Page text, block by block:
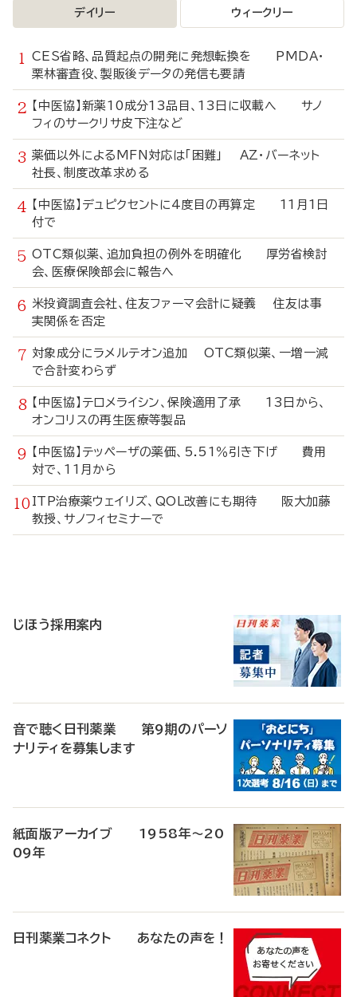
デイリー ウィークリー
CES省略、品質起点の開発に発想転換を PMDA・
栗林審査役、製販後データの発信も要請
【中医協】新薬10成分13品目、13日に収載へ サノ
フィのサークリサ皮下注など
薬価以外によるMFN対応は「困難」 AZ・バーネット
社長、制度改革求める
【中医協】デュピクセントに4度目の再算定 11月1日
付で
OTC類似薬、追加負担の例外を明確化 厚労省検討
会、医療保険部会に報告へ
米投資調査会社、住友ファーマ会計に疑義 住友は事
実関係を否定
対象成分にラメルテオン追加 OTC類似薬、一増一減
で合計変わらず
【中医協】テロメライシン、保険適用了承 13日から、
オンコリスの再生医療等製品
【中医協】テッペーザの薬価、5.51％引き下げ 費用
対で、11月から
ITP治療薬ウェイリズ、QOL改善にも期待 阪大加藤
教授、サノフィセミナーで
じほう採用案内
音で聴く日刊薬業 第9期のパーソ
ナリティを募集します
紙面版アーカイブ 1958年～20
09年
日刊薬業コネクト あなたの声を！